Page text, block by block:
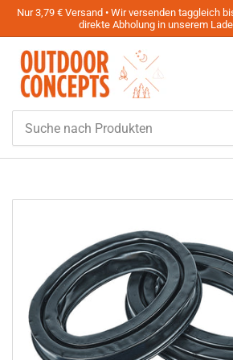
Nur 3,79 € Versand • Wir versenden taggleich
direkte Abholung in unserem
nach
Produkten